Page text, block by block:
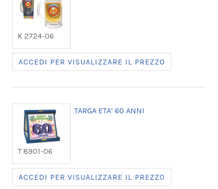
K 2724-06
ACCEDI PER VISUALIZZARE IL PREZZO
T 8901-06
TARGA ETA’ 60 ANNI
ACCEDI PER VISUALIZZARE IL PREZZO